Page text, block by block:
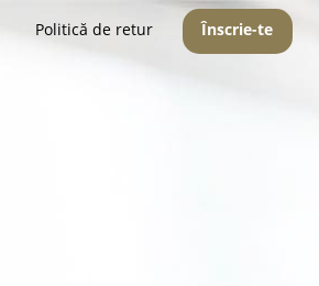
Politică de retur Înscrie-te